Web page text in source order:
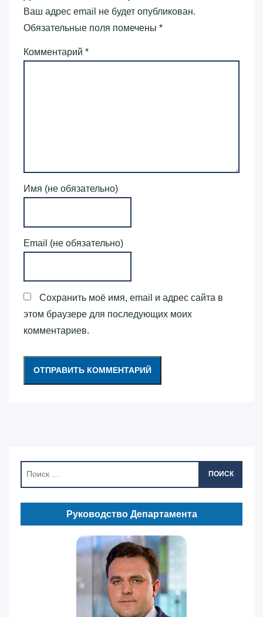
Ваш адрес email не будет опубликован.
Обязательные поля помечены *
Комментарий *
Имя (не обязательно)
Email (не обязательно)
Сохранить моё имя, email и адрес сайта в
этом браузере для последующих моих
комментариев.
ПОИСК
Руководство Департамента